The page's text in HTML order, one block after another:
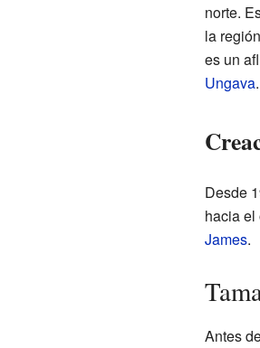
norte.
la
es un
Ungava.
Desde
hacia el
James.
Antes